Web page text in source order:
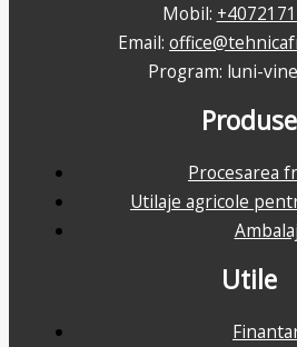
Mobil:
Email:
Program: luni-
Produse
Procesarea
Utilaje agricole
Utile